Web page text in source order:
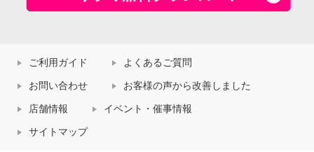
ご利用ガイド よくあるご質問
お問い合わせ お客様の声から改善しました
店舗情報 イベント・催事情報
サイトマップ